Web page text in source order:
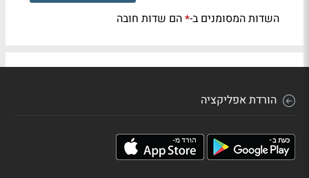
השדות המסומנים ב-*הם שדות חובה
הורדת אפליקציה